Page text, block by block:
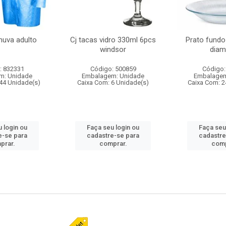
adulto
832331
Unidade
Unidade(s)
login ou
se para
Cj tacas vidro 330ml 6pcs
windsor
Código: 500859
Embalagem: Unidade
Caixa Com: 6 Unidade(s)
Faça seu login ou
cadastre-se para
comprar.
Prato
Caixa Com:
Faça